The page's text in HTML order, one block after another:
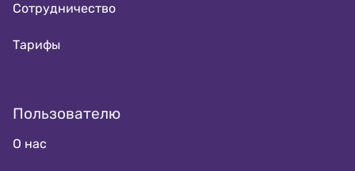
Сотрудничество
Тарифы
Пользователю
О нас